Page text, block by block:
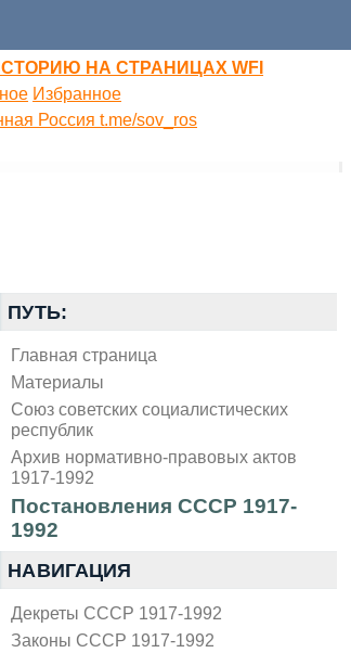
НА СТРАНИЦАХ WFI
Избранное
Россия t.me/sov_ros
ПУТЬ:
Главная страница
Материалы
Союз советских социалистических
республик
Архив нормативно-правовых актов
1917-1992
Постановления СССР 1917-
1992
НАВИГАЦИЯ
Декреты СССР 1917-1992
Законы СССР 1917-1992